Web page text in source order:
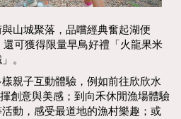
山城聚落，品嚐經典奮起湖便
可獲得限量早鳥好禮「火龍果米
。
親子互動體驗，例如前往欣欣水
創意與美感；到向禾休閒漁場體驗
動，感受最道地的漁村樂趣；或